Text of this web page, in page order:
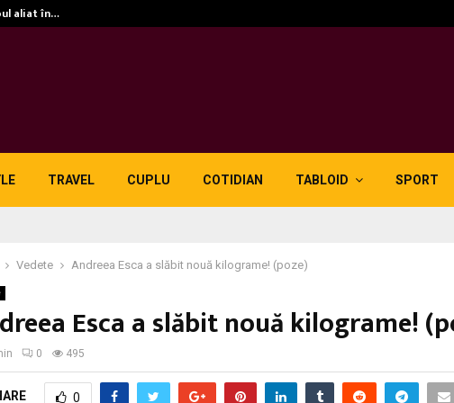
aliat în…
TRAVEL CUPLU COTIDIAN TABLOID SPORT
Vedete Andreea Esca a slăbit nouă kilograme! (poze)
Esca a slăbit nouă kilograme!
0 495
0